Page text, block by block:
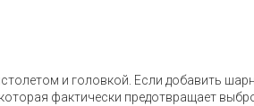
и головкой. Если добавить
фактически предотвращает